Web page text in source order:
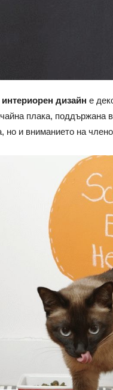
интериорен дизайн е
плака, поддържана
но и вниманието на